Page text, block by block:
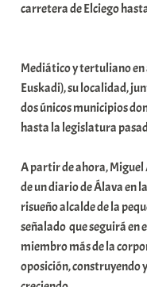
carretera de Elciego
Mediático y tertuliano en
Euskadi), su localidad,
dos únicos municipios
hasta la legislatura
A partir de ahora, Miguel
de un diario de Álava en
risueño alcalde de la
señalado que seguirá en
miembro más de la
oposición, construyendo